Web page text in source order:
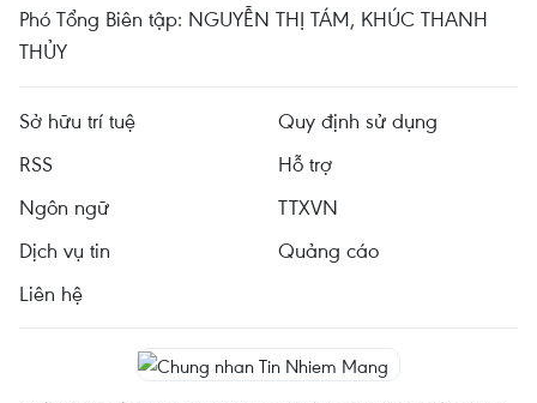
Phó Tổng Biên tập: NGUYỄN THỊ TÁM, KHÚC THANH
THỦY
Sở hữu trí tuệ
Quy định sử dụng
RSS
Hỗ trợ
Ngôn ngữ
TTXVN
Dịch vụ tin
Quảng cáo
Liên hệ